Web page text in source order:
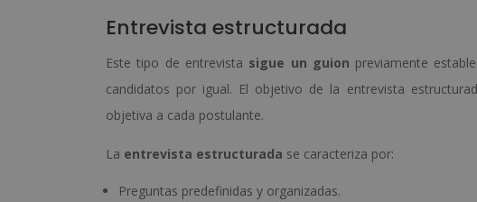
Entrevista estructurada
Este tipo de entrevista sigue un guion previamente
candidatos por igual. El objetivo de la entrevista
objetiva a cada postulante.
La entrevista estructurada se caracteriza por:
Preguntas predefinidas y organizadas.